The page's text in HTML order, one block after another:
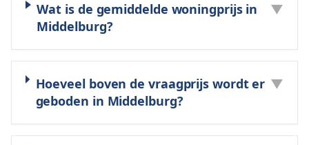
Wat is de gemiddelde woningprijs in
Middelburg?
▼
Hoeveel boven de vraagprijs wordt er
geboden in Middelburg?
▼